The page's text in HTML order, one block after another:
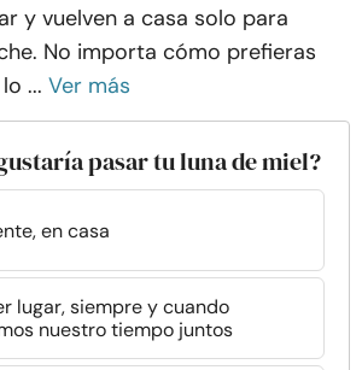
y vuelven a casa solo para
No importa cómo prefieras
... Ver más
pasar tu luna de miel?
en casa
lugar, siempre y cuando
nuestro tiempo juntos